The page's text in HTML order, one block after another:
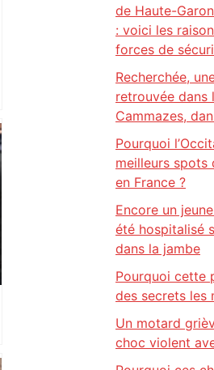
de Haute-
: voici les
forces de
Recherchée,
retrouvée dans
Cammazes,
Pourquoi
meilleurs spots
en France ?
Encore un
été hospitalisé
dans la jambe
Pourquoi cette
des secrets les
Un motard
choc violent